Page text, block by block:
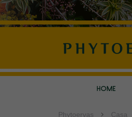
HOME
Phytoervas Casa